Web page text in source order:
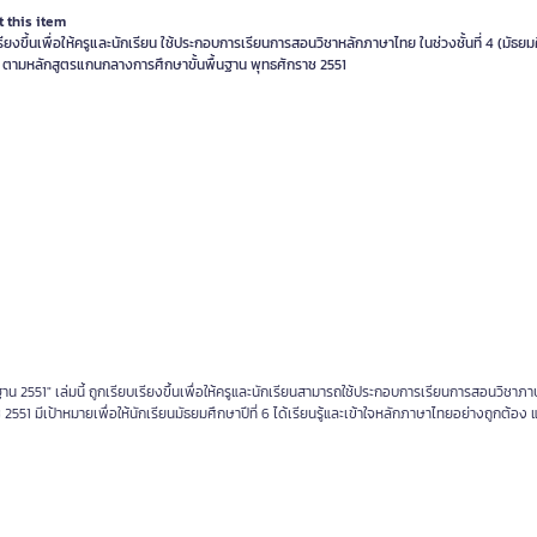
this item
ยงขึ้นเพื่อให้ครูและนักเรียน ใช้ประกอบการเรียนการสอนวิชาหลักภาษาไทย ในช่วงชั้นที่ 4 (มัธย
ามหลักสูตรแกนกลางการศึกษาขั้นพื้นฐาน พุทธศักราช 2551
เล่มนี้ ถูกเรียบเรียงขึ้นเพื่อให้ครูและนักเรียนสามารถใช้ประกอบการเรียนการสอนวิชาภา
มีเป้าหมายเพื่อให้นักเรียนมัธยมศึกษาปีที่ 6 ได้เรียนรู้และเข้าใจหลักภาษาไทยอย่างถูกต้อง